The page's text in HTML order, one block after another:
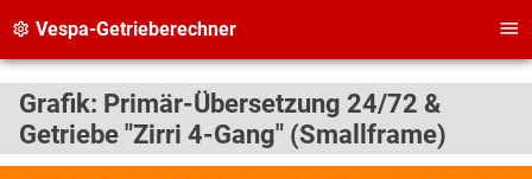
Vespa-Getrieberechner
Grafik: Primär-Übersetzung 24/72 &
Getriebe "Zirri 4-Gang" (Smallframe)